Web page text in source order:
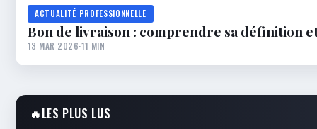
ACTUALITÉ PROFESSIONNELLE
Bon de livraison : comprendre sa définition
13 MAR 2026·11 MIN
🔥LES PLUS LUS